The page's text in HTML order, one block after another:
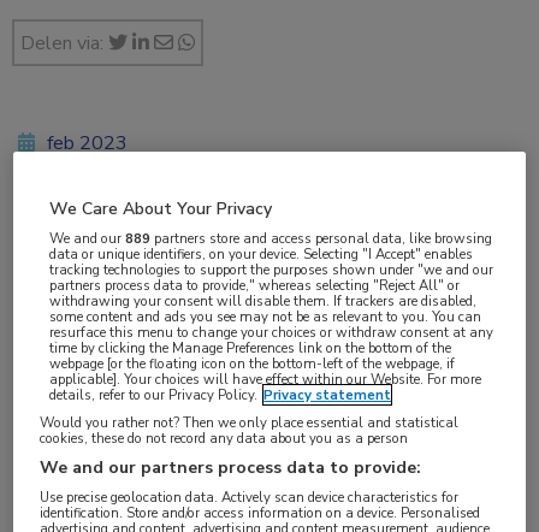
Delen via:
feb 2023
Vakgebieden:
Oncologie,Urologie
Aandachtsgebieden:
Immuuntherapie,Uro-oncologie
Tags:
cisplatine, docetaxel,paclitaxel ,pembrolizumab
urotheelcarcinoom,vinflunine
We Care About Your Privacy
We and our889 partners store and access personal data, like browsing
data or unique identifiers, on your device. Selecting "I Accept" enables
tracking technologies to support the purposes shown under "we and our
partners process data to provide," whereas selecting "Reject All" or
withdrawing your consent will disable them. If trackers are disabled,
some content and ads you see may not be as relevant to you. You can
resurface this menu to change your choices or withdraw consent at any
time by clicking the Manage Preferences link on the bottom of the
webpage [or the floating icon on the bottom-left of the webpage, if
applicable]. Your choices will have effect within our Website. For more
details, refer to our Privacy Policy. Privacy statement
Would you rather not? Then we only place essential and statistical
cookies, these do not record any data about you as a person
We and our partners process data to provide:
Use precise geolocation data. Actively scan device characteristics for
identification. Store and/or access information on a device. Personalised